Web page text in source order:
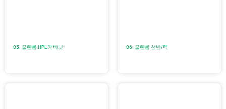
05. 클린룸 HPL 캐비닛 06. 클린룸 선반/랙